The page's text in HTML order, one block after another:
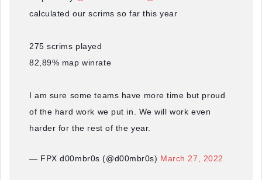
calculated our scrims so far this year
275 scrims played
82,89% map winrate
I am sure some teams have more time but proud
of the hard work we put in. We will work even
harder for the rest of the year.
— FPX d00mbr0s (@d00mbr0s) March 27, 2022